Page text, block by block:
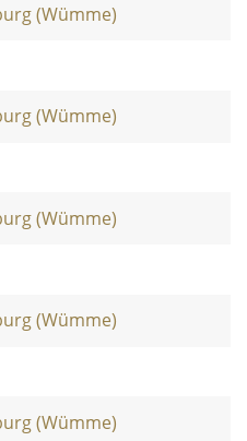
(Wümme)
(Wümme)
(Wümme)
(Wümme)
(Wümme)